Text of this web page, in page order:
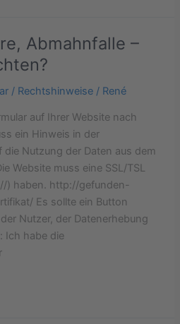
Abmahnfalle –
/ Rechtshinweise / René
auf Ihrer Website nach
ein Hinweis in der
die Nutzung der Daten aus dem
Website muss eine SSL/TSL
) haben. http://gefunden-
Es sollte ein Button
Nutzer, der Datenerhebung
Ich habe die